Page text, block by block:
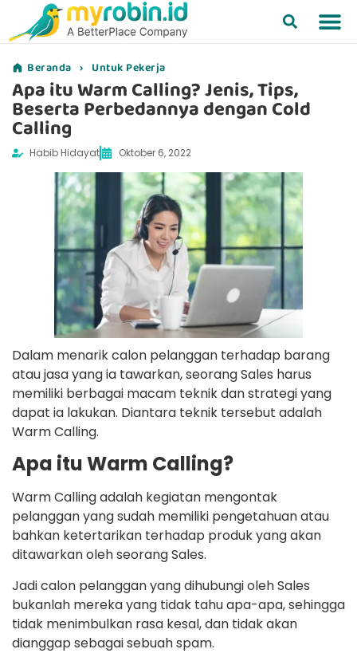
Beranda › Untuk Pekerja
Apa itu Warm Calling? Jenis, Tips,
Beserta Perbedannya dengan Cold
Calling
Habib Hidayat Oktober 6, 2022
Dalam menarik calon pelanggan terhadap barang
atau jasa yang ia tawarkan, seorang Sales harus
memiliki berbagai macam teknik dan strategi yang
dapat ia lakukan. Diantara teknik tersebut adalah
Warm Calling.
Apa itu Warm Calling?
Warm Calling adalah kegiatan mengontak
pelanggan yang sudah memiliki pengetahuan atau
bahkan ketertarikan terhadap produk yang akan
ditawarkan oleh seorang Sales.
Jadi calon pelanggan yang dihubungi oleh Sales
bukanlah mereka yang tidak tahu apa-apa, sehingga
tidak menimbulkan rasa kesal, dan tidak akan
dianggap sebagai sebuah spam.